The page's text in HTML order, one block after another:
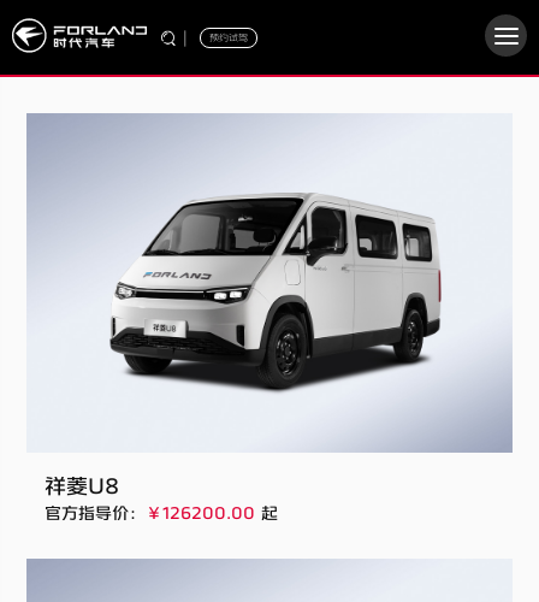
| 预约试驾
祥菱U8
官方指导价： ￥126200.00 起